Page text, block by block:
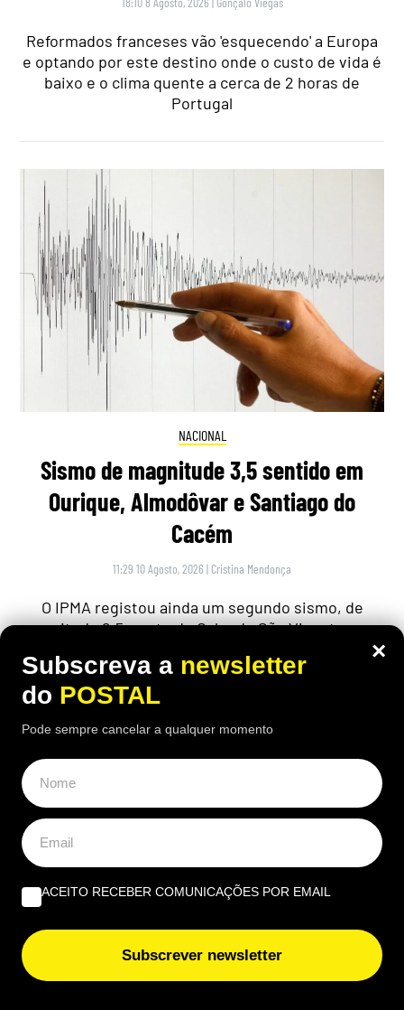
Reformados franceses vão 'esquecendo' a Europa
e optando por este destino onde o custo de vida é
baixo e o clima quente a cerca de 2 horas de
Portugal
NACIONAL
Sismo de magnitude 3,5 sentido em
Ourique, Almodôvar e Santiago do
Cacém
11:29 10 Agosto, 2026 | Cristina Mendonça
O IPMA registou ainda um segundo sismo, de
magnitude 2,5, perto do Cabo de São Vicente, sem
Incineradora no Algarve gera críticas da Zero e pedido
de reunião urgente
Sismo de magnitude 3,5 sentido em Ourique, Almodôvar
e Santiago do Cacém
Algarve é o segundo maior mercado de casas de luxo do
país
×
Subscreva a newsletter
do POSTAL
Pode sempre cancelar a qualquer momento
ACEITO RECEBER COMUNICAÇÕES POR EMAIL
Subscrever newsletter